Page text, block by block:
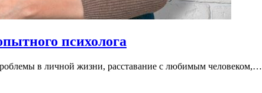
психолога
в личной жизни, расставание с любимым человеком,…